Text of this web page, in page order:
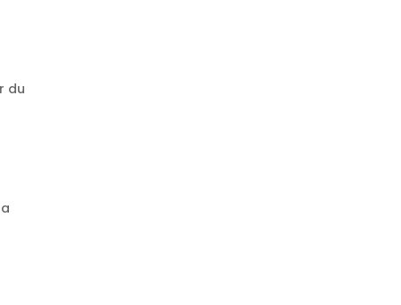
du